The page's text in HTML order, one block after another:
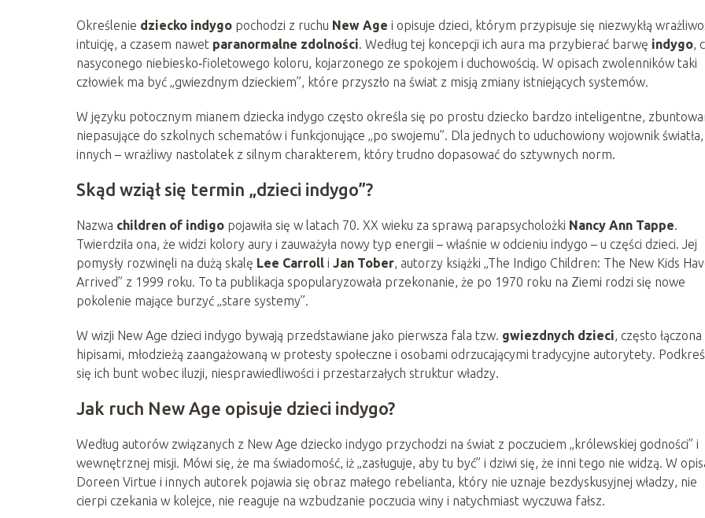
Określenie dziecko indygo pochodzi z ruchu New Age i opisuje dzieci, którym przypisuje się niezwykłą
intuicję, a czasem nawet paranormalne zdolności. Według tej koncepcji ich aura ma przybierać barwę indygo,
nasyconego niebiesko‑fioletowego koloru, kojarzonego ze spokojem i duchowością. W opisach zwolenników taki
człowiek ma być „gwiezdnym dzieckiem”, które przyszło na świat z misją zmiany istniejących systemów.
W języku potocznym mianem dziecka indygo często określa się po prostu dziecko bardzo inteligentne,
niepasujące do szkolnych schematów i funkcjonujące „po swojemu”. Dla jednych to uduchowiony wojownik
innych – wrażliwy nastolatek z silnym charakterem, który trudno dopasować do sztywnych norm.
Skąd wziął się termin „dzieci indygo”?
Nazwa children of indigo pojawiła się w latach 70. XX wieku za sprawą parapsycholożki Nancy Ann Tappe.
Twierdziła ona, że widzi kolory aury i zauważyła nowy typ energii – właśnie w odcieniu indygo – u części dzieci. Jej
pomysły rozwinęli na dużą skalę Lee Carroll i Jan Tober, autorzy książki „The Indigo Children: The New Kids
Arrived” z 1999 roku. To ta publikacja spopularyzowała przekonanie, że po 1970 roku na Ziemi rodzi się nowe
pokolenie mające burzyć „stare systemy”.
W wizji New Age dzieci indygo bywają przedstawiane jako pierwsza fala tzw. gwiezdnych dzieci, często łączona
hipisami, młodzieżą zaangażowaną w protesty społeczne i osobami odrzucającymi tradycyjne autorytety.
się ich bunt wobec iluzji, niesprawiedliwości i przestarzałych struktur władzy.
Jak ruch New Age opisuje dzieci indygo?
Według autorów związanych z New Age dziecko indygo przychodzi na świat z poczuciem „królewskiej godności” i
wewnętrznej misji. Mówi się, że ma świadomość, iż „zasługuje, aby tu być” i dziwi się, że inni tego nie widzą. W
Doreen Virtue i innych autorek pojawia się obraz małego rebelianta, który nie uznaje bezdyskusyjnej władzy, nie
cierpi czekania w kolejce, nie reaguje na wzbudzanie poczucia winy i natychmiast wyczuwa fałsz.